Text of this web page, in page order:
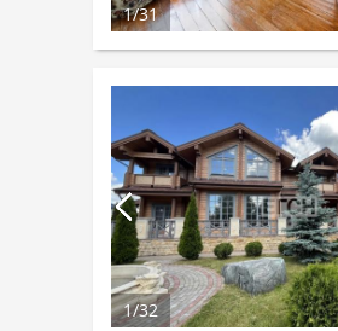
1/31
1/32